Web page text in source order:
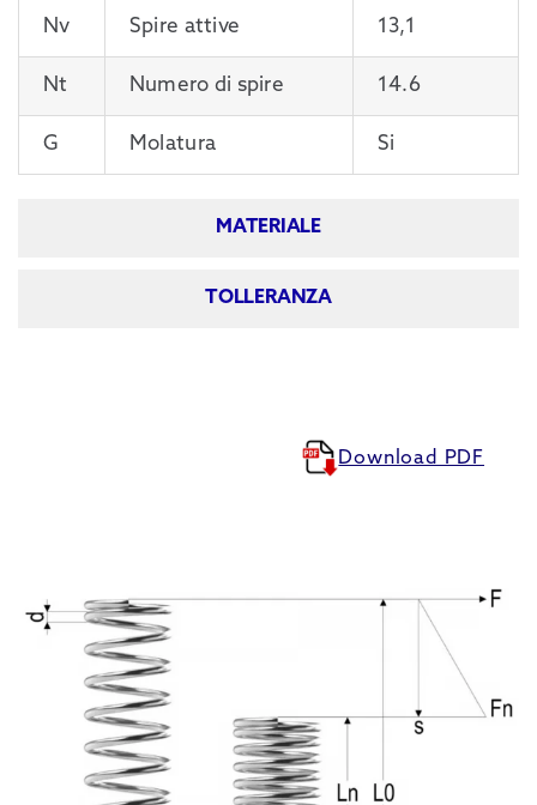
Nv Spire attive 13,1
Nt Numero di spire 14.6
G Molatura Si
MATERIALE
TOLLERANZA
Download PDF